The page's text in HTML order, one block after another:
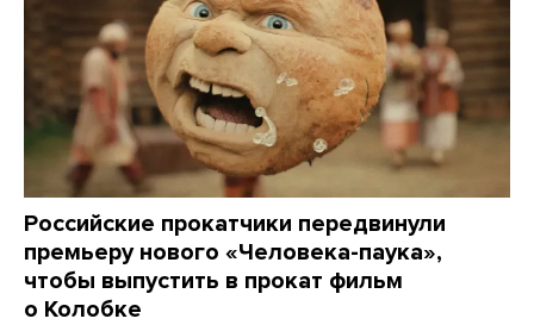
Российские прокатчики передвинули
премьеру нового «Человека-паука»,
чтобы выпустить в прокат фильм
о Колобке